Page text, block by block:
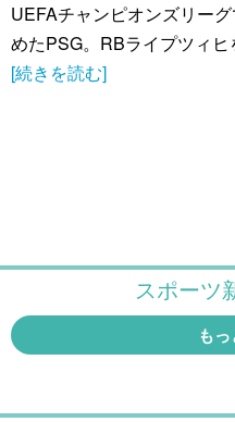
UEFAチャンピオンズリー
めたPSG。RBライプツィ
[続きを読む]